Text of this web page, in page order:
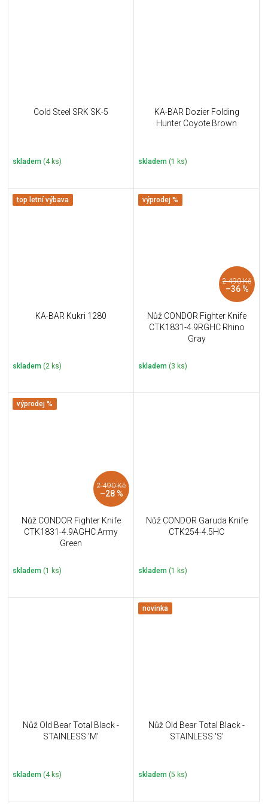
Cold Steel SRK SK-5
skladem (4 ks)
KA-BAR Dozier Folding
Hunter Coyote Brown
skladem (1 ks)
top letní výbava
KA-BAR Kukri 1280
skladem (2 ks)
výprodej %
2 490 Kč
–36 %
Nůž CONDOR Fighter Knife
CTK1831-4.9RGHC Rhino
Gray
skladem (3 ks)
výprodej %
2 490 Kč
–28 %
Nůž CONDOR Fighter Knife
CTK1831-4.9AGHC Army
Green
skladem (1 ks)
Nůž CONDOR Garuda Knife
CTK254-4.5HC
skladem (1 ks)
Nůž Old Bear Total Black -
STAINLESS 'M'
skladem (4 ks)
novinka
Nůž Old Bear Total Black -
STAINLESS 'S'
skladem (5 ks)